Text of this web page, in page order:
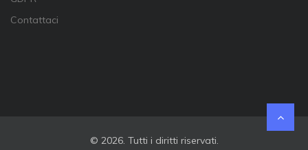
Contattaci
© 2026. Tutti i diritti riservati.